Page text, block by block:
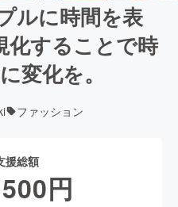
ルに時間を表
化することで時
変化を。
ファッション
援総額
円